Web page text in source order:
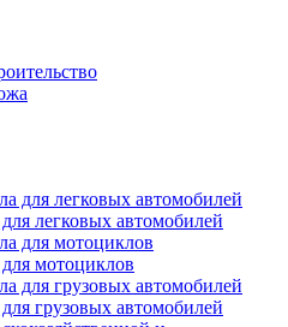
легковых автомобилей
мотоциклов
грузовых автомобилей